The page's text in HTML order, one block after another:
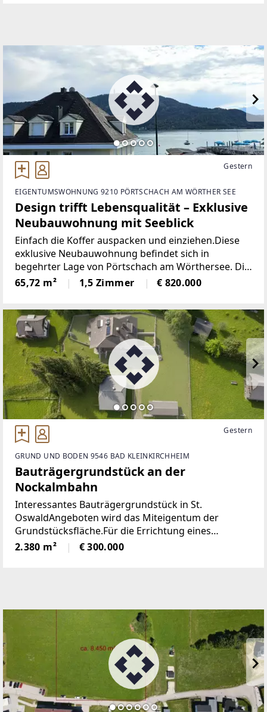
Gestern
EIGENTUMSWOHNUNG 9210 PÖRTSCHACH AM WÖRTHER SEE
Design trifft Lebensqualität – Exklusive
Neubauwohnung mit Seeblick
Einfach die Koffer auspacken und einziehen.Diese
exklusive Neubauwohnung befindet sich in
begehrter Lage von Pörtschach am Wörthersee. Die
Wohnung verbindet modernes Wohnen mit
höchstem Komfort und stilvoller Ausstattung. Auf
65,72 m² 1,5 Zimmer € 820.000
Gestern
GRUND UND BODEN 9546 BAD KLEINKIRCHHEIM
Bauträgergrundstück an der
Nockalmbahn
Interessantes Bauträgergrundstück in St.
OswaldAngeboten wird das Miteigentum der
Grundstücksfläche.Für die Errichtung eines
Apartmenthauses liegen genehmigten Baupläne
auf. Es sind für dieses Projekt 6 Ferienwohnungen
2.380 m² € 300.000